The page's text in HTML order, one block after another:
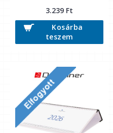
3.239 Ft
Kosárba
teszem